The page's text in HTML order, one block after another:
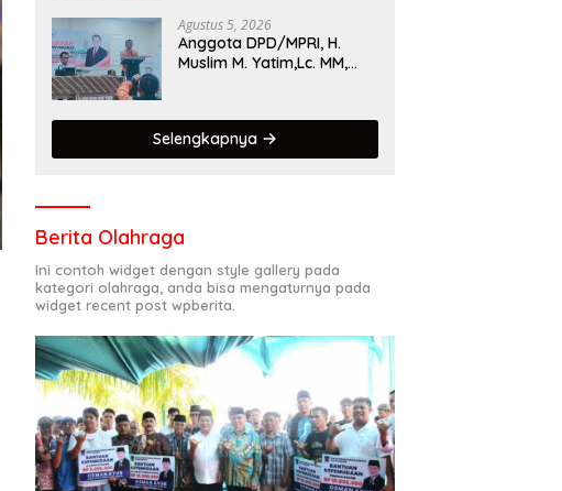
Hasil Maksimal
Agustus 5, 2026
Anggota DPD/MPRI, H.
Muslim M. Yatim,Lc. MM,
satu garda terdepan
dalam Bencana
Selengkapnya
Berita Olahraga
Ini contoh widget dengan style gallery pada
kategori olahraga, anda bisa mengaturnya pada
widget recent post wpberita.